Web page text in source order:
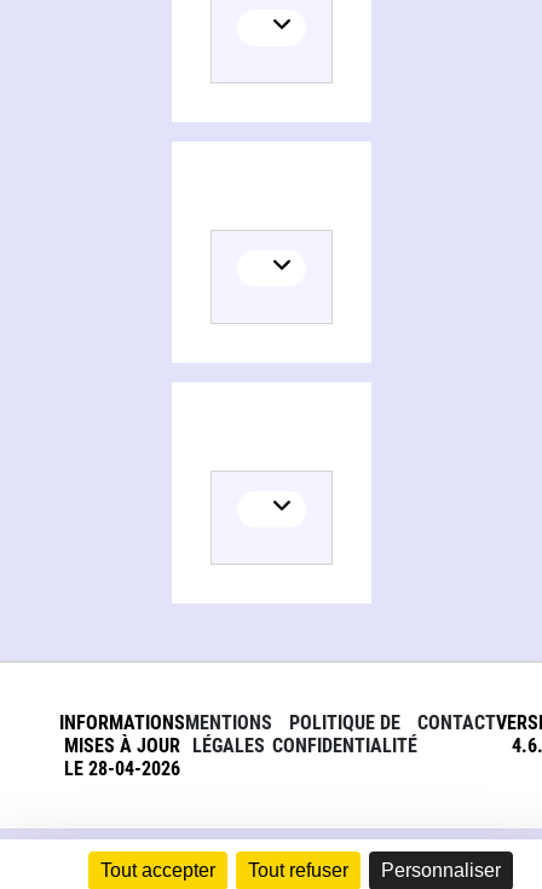
Tout accepter Tout refuser Personnaliser
INFORMATIONS
MISES À JOUR
LE 28-04-2026
MENTIONS
LÉGALES
POLITIQUE DE
CONFIDENTIALITÉ
CONTACT